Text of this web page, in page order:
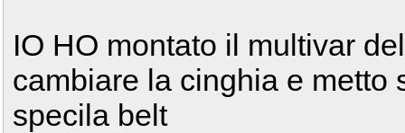
IO HO montato il multivar
cambiare la cinghia e metto
specila belt